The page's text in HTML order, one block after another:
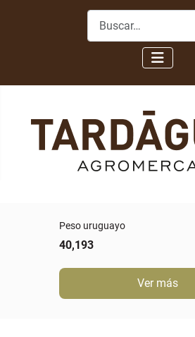
Buscar
Peso uruguayo
40,193
Ver más